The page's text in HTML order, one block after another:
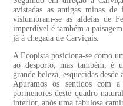
avistadas as antigas minas
vislumbram-se as aldeias de
imperdível é também a
já à chegada de Carviçais.
A Ecopista posiciona-se como
ao desporto, mas também, é
grande beleza, esquecidas
Apuramos os sentidos com
pormenores deste quadro
interior, após uma fabulosa